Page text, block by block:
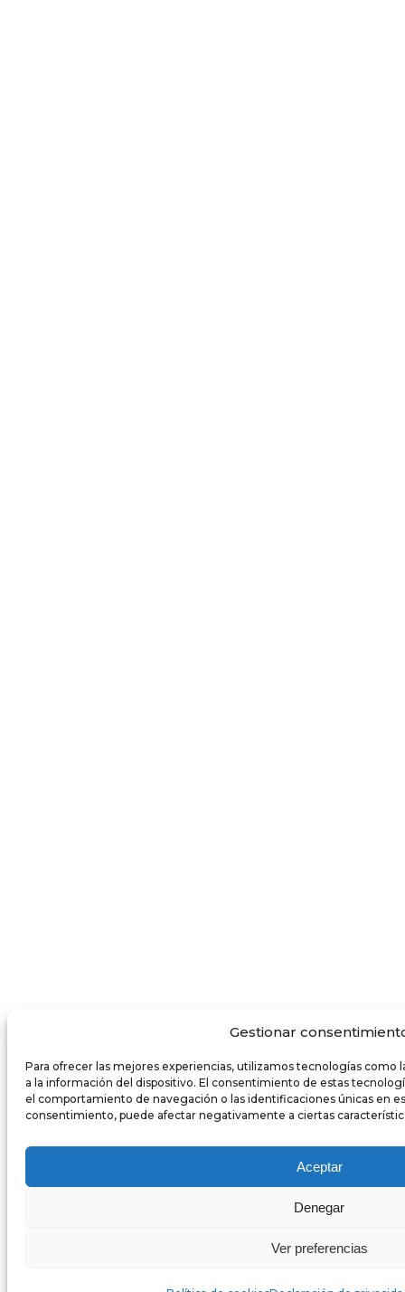
Gestionar
Para ofrecer las mejores experiencias, utilizamos tecnologías como
a la información del dispositivo. El consentimiento de estas
el comportamiento de navegación o las identificaciones únicas en
consentimiento, puede afectar negativamente a ciertas
Aceptar
Denegar
Ver preferencias